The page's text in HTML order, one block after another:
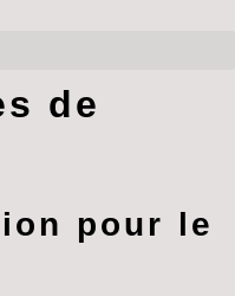
de
pour le